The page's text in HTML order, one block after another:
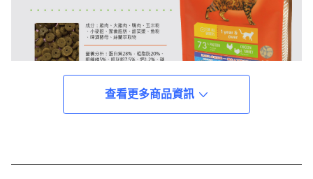
查看更多商品資訊